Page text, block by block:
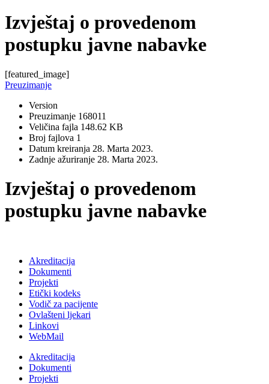
Izvještaj o provedenom
postupku javne nabavke
[featured_image]
Preuzimanje
Version
Preuzimanje 168011
Veličina fajla 148.62 KB
Broj fajlova 1
Datum kreiranja 28. Marta 2023.
Zadnje ažuriranje 28. Marta 2023.
Izvještaj o provedenom
postupku javne nabavke
Akreditacija
Dokumenti
Projekti
Etički kodeks
Vodič za pacijente
Ovlašteni ljekari
Linkovi
WebMail
Akreditacija
Dokumenti
Projekti